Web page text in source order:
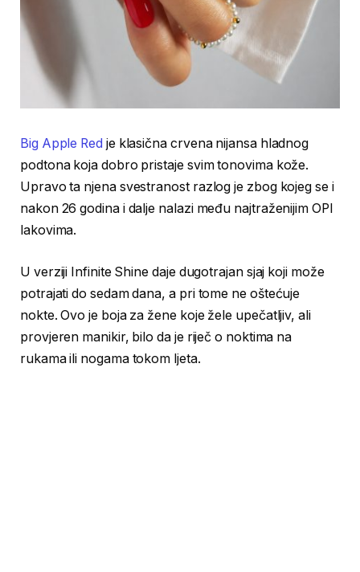
Big Apple Red je klasična crvena nijansa hladnog
podtona koja dobro pristaje svim tonovima kože.
Upravo ta njena svestranost razlog je zbog kojeg se i
nakon 26 godina i dalje nalazi među najtraženijim OPI
lakovima.
U verziji Infinite Shine daje dugotrajan sjaj koji može
potrajati do sedam dana, a pri tome ne oštećuje
nokte. Ovo je boja za žene koje žele upečatljiv, ali
provjeren manikir, bilo da je riječ o noktima na
rukama ili nogama tokom ljeta.